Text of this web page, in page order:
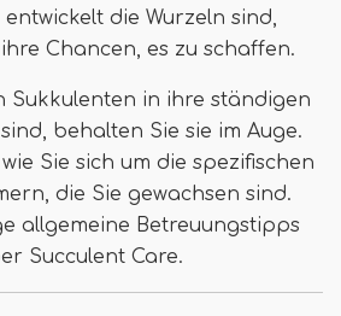
die Wurzeln sind,
Chancen, es zu schaffen.
Sukkulenten in ihre ständigen
behalten Sie sie im Auge.
Sie sich um die spezifischen
die Sie gewachsen sind.
allgemeine Betreuungstipps
Succulent Care.